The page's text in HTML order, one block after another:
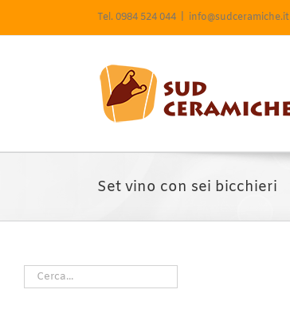
contenuto
Tel. 0984 524 044 info@sudceramiche.it
Set vino con sei bicchieri